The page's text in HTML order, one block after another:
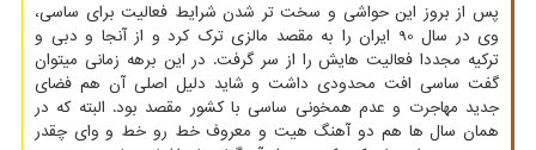
پس از بروز این حواشی و سخت تر شدن شرایط فعالیت برای ساسی،
وی در سال 90 ایران را به مقصد مالزی ترک کرد و از آنجا و دبی و
ترکیه مجددا فعالیت هایش را از سر گرفت. در این برهه زمانی میتوان
گفت ساسی افت محدودی داشت و شاید دلیل اصلی آن هم فضای
جدید مهاجرت و عدم همخونی ساسی با کشور مقصد بود. البته که در
همان سال ها هم دو آهنگ هیت و معروف خط رو خط و وای چقدر